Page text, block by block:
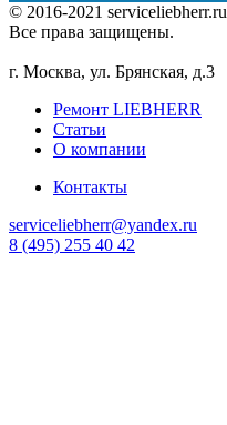
© 2016-2021 serviceliebherr.ru
Все права защищены.
г. Москва, ул. Брянская, д.3
Ремонт LIEBHERR
Статьи
О компании
Контакты
serviceliebherr@yandex.ru
8 (495) 255 40 42